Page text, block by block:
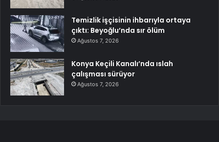
Temizlik işçisinin ihbarıyla ortaya
çıktı: Beyoğlu’nda sır ölüm
Ağustos 7, 2026
Konya Keçili Kanalı’nda ıslah
çalışması sürüyor
Ağustos 7, 2026